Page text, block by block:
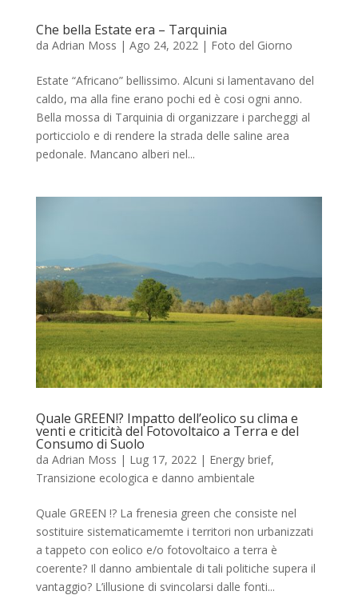
Che bella Estate era – Tarquinia
da Adrian Moss | Ago 24, 2022| Foto del Giorno
Estate “Africano” bellissimo. Alcuni si lamentavano del
caldo, ma alla fine erano pochi ed è cosi ogni anno.
Bella mossa di Tarquinia di organizzare i parcheggi al
porticciolo e di rendere la strada delle saline area
pedonale. Mancano alberi nel...
Quale GREEN!? Impatto dell’eolico su clima e
venti e criticità del Fotovoltaico a Terra e del
Consumo di Suolo
da Adrian Moss | Lug 17, 2022 | Energy brief,
Transizione ecologica e danno ambientale
Quale GREEN !? La frenesia green che consiste nel
sostituire sistematicamemte i territori non urbanizzati
a tappeto con eolico e/o fotovoltaico a terra è
coerente? Il danno ambientale di tali politiche supera il
vantaggio? L’illusione di svincolarsi dalle fonti...